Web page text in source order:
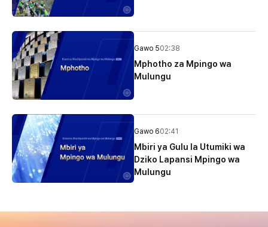
Gawo 502:38
Mphotho za Mpingo wa
Mulungu
Gawo 602:41
Mbiri ya Gulu la Utumiki wa
Dziko Lapansi Mpingo wa
Mulungu